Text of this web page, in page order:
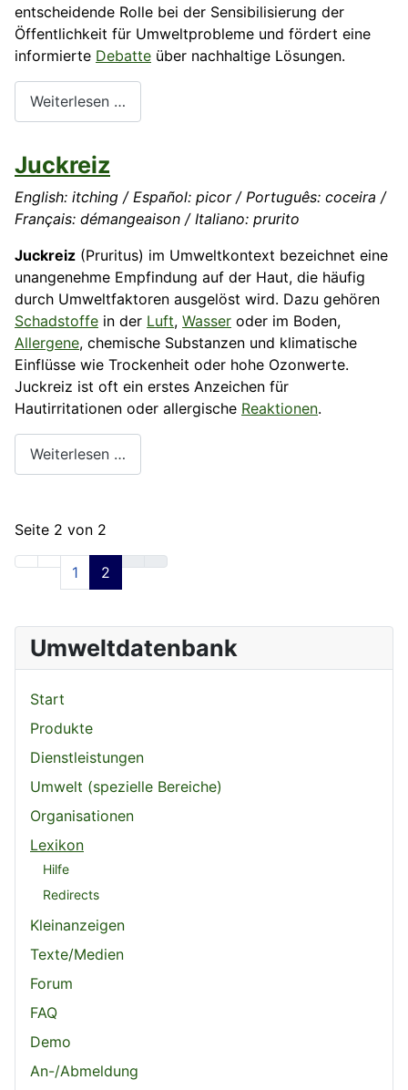
entscheidende Rolle bei der Sensibilisierung der
Öffentlichkeit für Umweltprobleme und fördert eine
informierte Debatte über nachhaltige Lösungen.
Weiterlesen …
Juckreiz
English: itching / Español: picor / Português: coceira /
Français: démangeaison / Italiano: prurito
Juckreiz (Pruritus) im Umweltkontext bezeichnet eine
unangenehme Empfindung auf der Haut, die häufig
durch Umweltfaktoren ausgelöst wird. Dazu gehören
Schadstoffe in der Luft, Wasser oder im Boden,
Allergene, chemische Substanzen und klimatische
Einflüsse wie Trockenheit oder hohe Ozonwerte.
Juckreiz ist oft ein erstes Anzeichen für
Hautirritationen oder allergische Reaktionen.
Weiterlesen …
Seite 2 von 2
1 2
Umweltdatenbank
Start
Produkte
Dienstleistungen
Umwelt (spezielle Bereiche)
Organisationen
Lexikon
Hilfe
Redirects
Kleinanzeigen
Texte/Medien
Forum
FAQ
Demo
An-/Abmeldung